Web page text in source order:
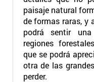
paisaje natural
de formas raras, y
podrá sentir
regiones
que se podrá
otra de las
perder.